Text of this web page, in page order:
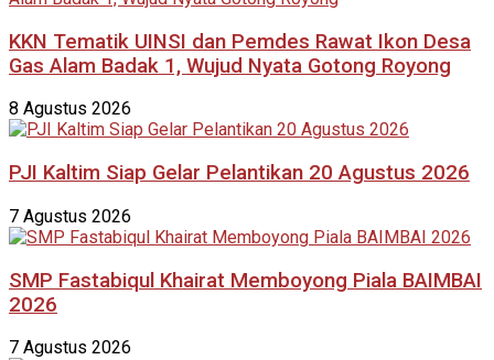
KKN Tematik UINSI dan Pemdes Rawat Ikon Desa
Gas Alam Badak 1, Wujud Nyata Gotong Royong
8 Agustus 2026
PJI Kaltim Siap Gelar Pelantikan 20 Agustus 2026
7 Agustus 2026
SMP Fastabiqul Khairat Memboyong Piala BAIMBAI
2026
7 Agustus 2026